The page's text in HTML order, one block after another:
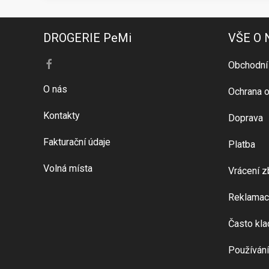
DROGERIE PeMi
O nás
Kontakty
Fakturační údaje
Volná místa
VŠE O
Ochrana
Doprava
Platba
Vrácení
Často